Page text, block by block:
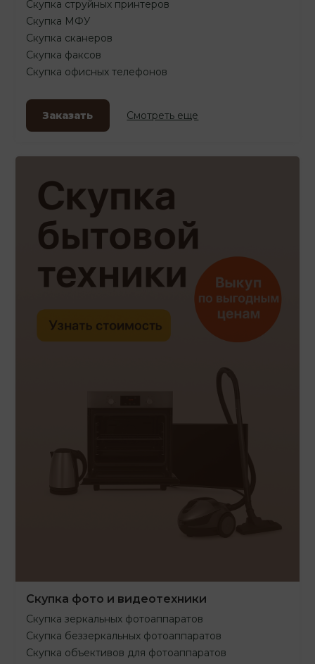
Скупка струйных принтеров
Скупка МФУ
Скупка сканеров
Скупка факсов
Скупка офисных телефонов
Заказать Смотреть еще
Скупка фото и видеотехники
Скупка зеркальных фотоаппаратов
Скупка беззеркальных фотоаппаратов
Скупка объективов для фотоаппаратов